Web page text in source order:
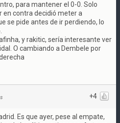
para mantener el 0-0. Solo
en contra decidió meter a
se pide antes de ir perdiendo, lo
y rakitic, sería interesante ver
O cambiando a Dembele por
+4
Es que ayer, pese al empate,